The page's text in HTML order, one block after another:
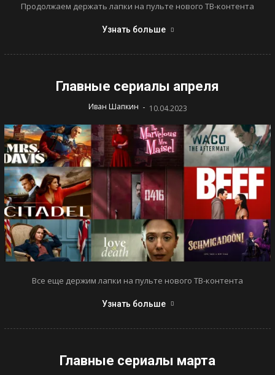
Продолжаем держать лапки на пульте нового ТВ-контента
Узнать больше
Главные сериалы апреля
Иван Шапкин - 10.04.2023
Все еще держим лапки на пульте нового ТВ-контента
Узнать больше
Главные сериалы марта